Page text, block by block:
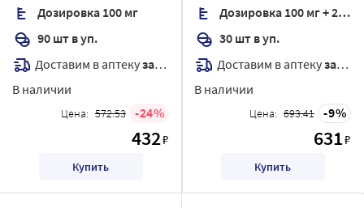
Дозировка 100 мг
90 шт в уп.
Доставим в аптекузавтра
В наличии
Цена: 572.53 24
432₽
Купить
Дозировка 100 мг + 25 мг
30 шт в уп.
Доставим в аптекузавтра
В наличии
Цена: 693.41 9
631₽
Купить